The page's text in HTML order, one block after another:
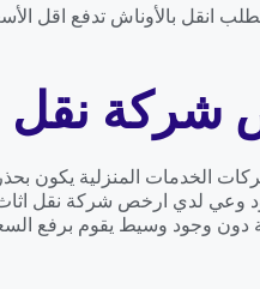
انقل بالأوناش تدفع اقل
نقل
الخدمات المنزلية يكون
وعي لدي ارخص شركة نقل
دون وجود وسيط يقوم برفع